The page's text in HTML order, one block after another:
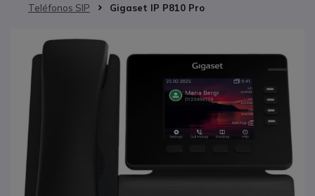
Teléfonos SIP
Gigaset IP P810 Pro
Saltar al final de la galería de imágenes